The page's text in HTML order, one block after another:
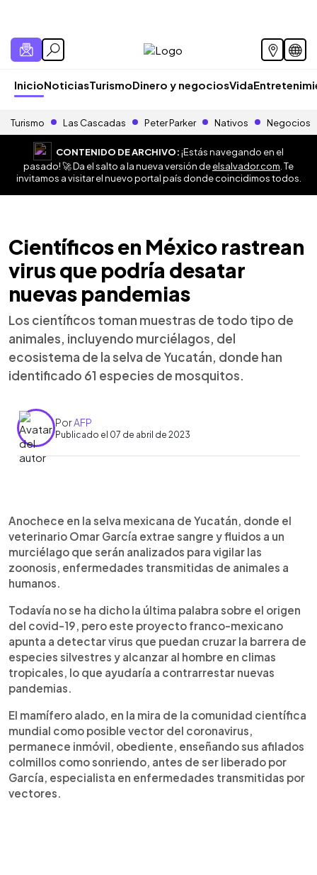
InicioNoticiasTurismoDinero y negociosVida
Turismo Las Cascadas Peter Parker Nativos Negocios
CONTENIDO DE ARCHIVO:¡Estás navegando en el
pasado! 🚀 Da el salto a la nueva versión deelsalvador.com . Te
invitamos a visitar el nuevo portal país donde coincidimos todos.
Científicos en México rastrean
virus que podría desatar
nuevas pandemias
Los científicos toman muestras de todo tipo de
animales, incluyendo murciélagos, del
ecosistema de la selva de Yucatán, donde han
identificado 61 especies de mosquitos.
PorAFP
Publicado el 07 de abril de 2023
Escuchar artículo
Anochece en la selva mexicana de Yucatán, donde el
veterinario Omar García extrae sangre y fluidos a un
murciélago que serán analizados para vigilar las
zoonosis, enfermedades transmitidas de animales a
humanos.
Todavía no se ha dicho la última palabra sobre el origen
del covid-19, pero este proyecto franco-mexicano
apunta a detectar virus que puedan cruzar la barrera de
especies silvestres y alcanzar al hombre en climas
tropicales, lo que ayudaría a contrarrestar nuevas
pandemias.
El mamífero alado, en la mira de la comunidad científica
mundial como posible vector del coronavirus,
permanece inmóvil, obediente, enseñando sus afilados
colmillos como sonriendo, antes de ser liberado por
García, especialista en enfermedades transmitidas por
vectores.